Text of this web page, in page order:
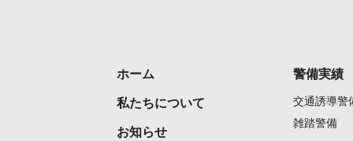
ホーム
私たちについて
お知らせ
警備実績
交通誘導警
雑踏警備